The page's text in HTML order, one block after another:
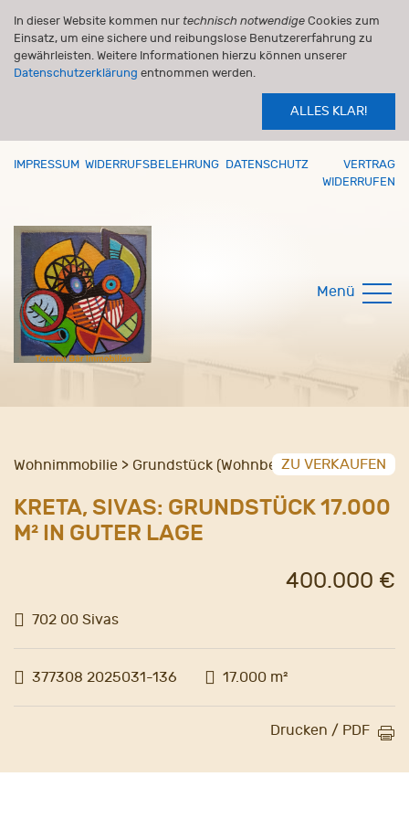
In dieser Website kommen nur technisch notwendige Cookies zum
Einsatz, um eine sichere und reibungslose Benutzererfahrung zu
gewährleisten. Weitere Informationen hierzu können unserer
Datenschutzerklärung entnommen werden.
ALLES KLAR!
IMPRESSUM WIDERRUFSBELEHRUNG DATENSCHUTZ
VERTRAG
WIDERRUFEN
Menü
Wohnimmobilie > Grundstück (Wohnbebauung)ZU VERKAUFEN
KRETA, SIVAS: GRUNDSTÜCK 17.000
M² IN GUTER LAGE
702 00 Sivas
400.000 €
377308 2025031-136 17.000 m²
Drucken / PDF